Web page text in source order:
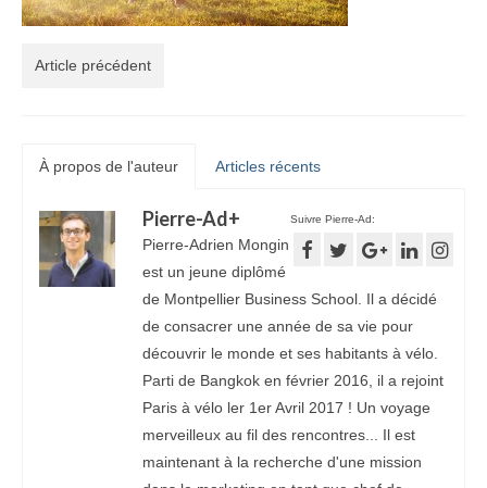
Article précédent
À propos de l'auteur Articles récents
Suivre Pierre-Ad:
Pierre-Ad+
Pierre-Adrien Mongin
est un jeune diplômé
de Montpellier Business School. Il a décidé
de consacrer une année de sa vie pour
découvrir le monde et ses habitants à vélo.
Parti de Bangkok en février 2016, il a rejoint
Paris à vélo ler 1er Avril 2017 ! Un voyage
merveilleux au fil des rencontres... Il est
maintenant à la recherche d'une mission